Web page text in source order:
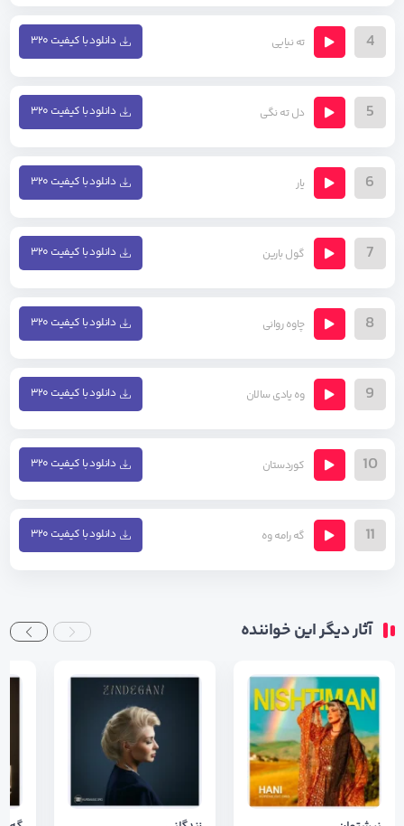
4 ته نیایی دانلود با کیفیت ۳۲۰
5 دل ته نگی دانلود با کیفیت ۳۲۰
6 یار دانلود با کیفیت ۳۲۰
7 گول بارین دانلود با کیفیت ۳۲۰
8 چاوه روانی دانلود با کیفیت ۳۲۰
9 وه یادی سالان دانلود با کیفیت ۳۲۰
10 کوردستان دانلود با کیفیت ۳۲۰
11 گه رامه وه دانلود با کیفیت ۳۲۰
آثار دیگر این خواننده